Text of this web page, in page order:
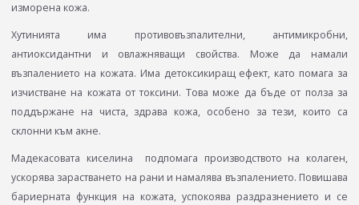
изморена кожа.
Хутинията има противовъзпалителни, антимикробни,
антиоксидантни и овлажняващи свойства. Mоже да намали
възпалението на кожата. Има детоксикиращ ефект, като помага за
изчистване на кожата от токсини. Това може да бъде от полза за
поддържане на чиста, здрава кожа, особено за тези, които са
склонни към акне.
Мадекасовата киселина подпомага производството на колаген,
ускорява зарастването на рани и намалява възпалението. Повишава
бариерната функция на кожата, успокоява раздразнението и се